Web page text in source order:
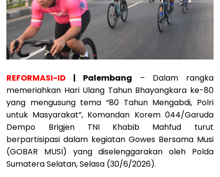
REFORMASI-ID | Palembang – Dalam rangka
memeriahkan Hari Ulang Tahun Bhayangkara ke-80
yang mengusung tema “80 Tahun Mengabdi, Polri
untuk Masyarakat”, Komandan Korem 044/Garuda
Dempo Brigjen TNI Khabib Mahfud turut
berpartisipasi dalam kegiatan Gowes Bersama Musi
(GOBAR MUSI) yang diselenggarakan oleh Polda
Sumatera Selatan, Selasa (30/6/2026).